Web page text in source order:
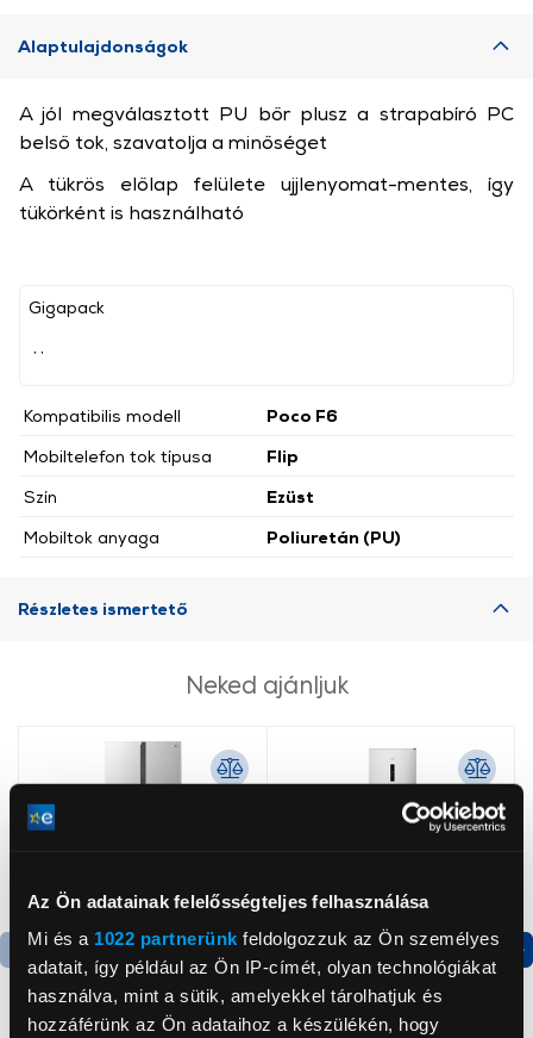
Az Ön adatainak felelősségteljes felhasználása
Mi és a 1022 partnerünk feldolgozzuk az Ön személyes
adatait, így például az Ön IP-címét, olyan technológiákat
használva, mint a sütik, amelyekkel tárolhatjuk és
hozzáférünk az Ön adataihoz a készülékén, hogy
Alaptulajdonságok
Gigapack
Kompatibilis modell
Poco F6
Mobiltelefon tok típusa
Flip
Szín
Ezüst
Mobiltok anyaga
Poliuretán (PU)
A jól megválasztott PU bőr plusz a strapabíró PC
belső tok, szavatolja a minőséget
A tükrös előlap felülete ujjlenyomat-mentes, így
tükörként is használható
Részletes ismertető
Neked ajánljuk
Termék adatlap